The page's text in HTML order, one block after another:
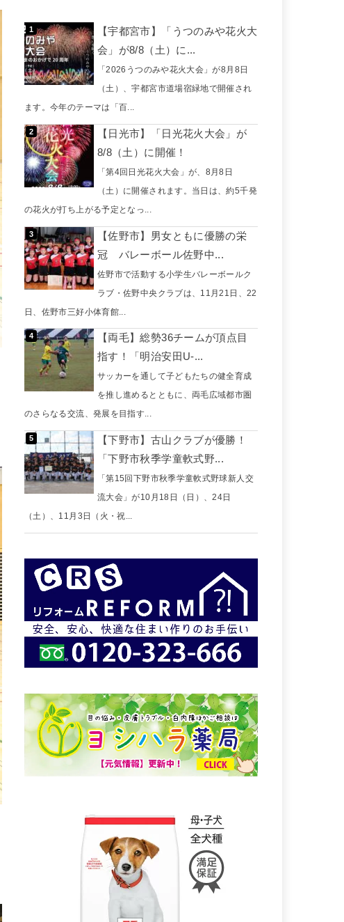
【宇都宮市】「うつのみや花火大
会」が8/8（土）に...
「2026うつのみや花火大会」が8月8日
（土）、宇都宮市道場宿緑地で開催され
ます。今年のテーマは「百...
【日光市】「日光花火大会」が
8/8（土）に開催！
「第4回日光花火大会」が、8月8日
（土）に開催されます。当日は、約5千発
の花火が打ち上がる予定となっ...
【佐野市】男女ともに優勝の栄
冠 バレーボール佐野中...
佐野市で活動する小学生バレーボールク
ラブ・佐野中央クラブは、11月21日、22
日、佐野市三好小体育館...
【両毛】総勢36チームが頂点目
指す！「明治安田U-...
サッカーを通して子どもたちの健全育成
を推し進めるとともに、両毛広域都市圏
のさらなる交流、発展を目指す...
【下野市】古山クラブが優勝！
「下野市秋季学童軟式野...
「第15回下野市秋季学童軟式野球新人交
流大会」が10月18日（日）、24日
（土）、11月3日（火・祝...